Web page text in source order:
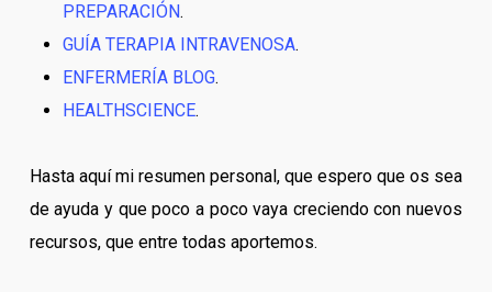
PREPARACIÓN.
GUÍA TERAPIA INTRAVENOSA.
ENFERMERÍA BLOG.
HEALTHSCIENCE.
Hasta aquí mi resumen personal, que espero que os sea
de ayuda y que poco a poco vaya creciendo con nuevos
recursos, que entre todas aportemos.